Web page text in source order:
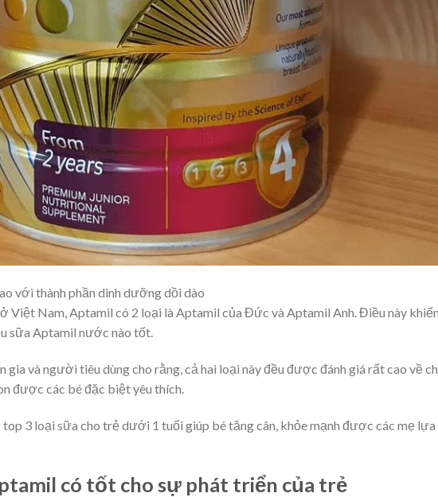
với thành phần dinh dưỡng dồi dào
Việt Nam, Aptamil có 2 loại là Aptamil của Đức và Aptamil Anh. Điều này khiến
sữa Aptamil nước nào tốt.
gia và người tiêu dùng cho rằng, cả hai loại này đều được đánh giá rất cao về
được các bé đặc biệt yêu thích.
top 3 loại sữa cho trẻ dưới 1 tuổi giúp bé tăng cân, khỏe mạnh được các mẹ lựa
có tốt cho sự phát triển của trẻ